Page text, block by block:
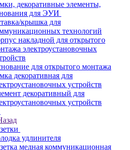
декоративные элементы,
для ЭУИ
крышка для
технологий
накладной для открытого
электроустановочных
для открытого монтажа
декоративная для
устройств
декоративный для
устройств
удлинителя
медная коммуникационная